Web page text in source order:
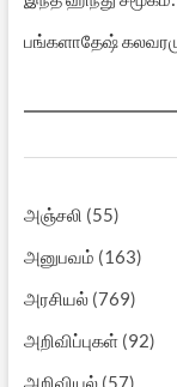
பங்களாதேஷ்
அஞ்சலி (55)
அனுபவம் (163)
அரசியல்(769)
அறிவிப்புகள்(92)
அறிவியல்(57)